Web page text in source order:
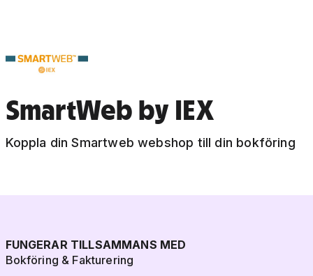
SmartWeb by IEX
Koppla din Smartweb webshop till din bokföring
FUNGERAR TILLSAMMANS MED
Bokföring & Fakturering